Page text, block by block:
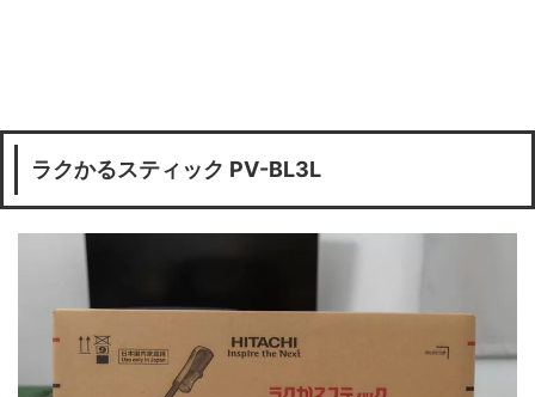
ラクかるスティック PV-BL3L